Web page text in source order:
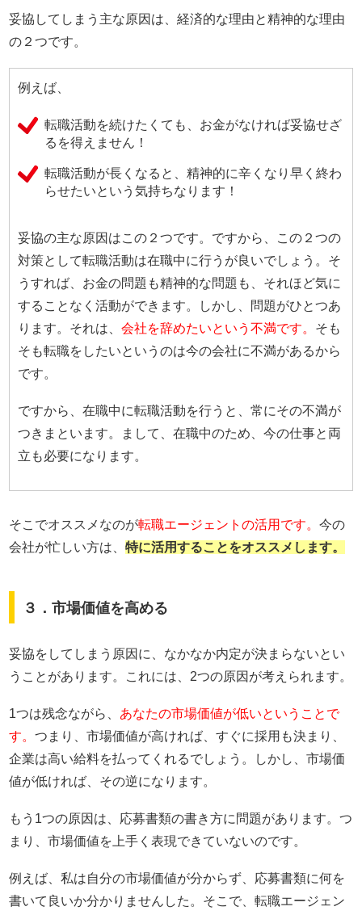
妥協してしまう主な原因は、経済的な理由と精神的な理由
の２つです。
例えば、
転職活動を続けたくても、お金がなければ妥協せざ
るを得えません！
転職活動が長くなると、精神的に辛くなり早く終わ
らせたいという気持ちなります！
妥協の主な原因はこの２つです。ですから、この２つの
対策として転職活動は在職中に行うが良いでしょう。そ
うすれば、お金の問題も精神的な問題も、それほど気に
することなく活動ができます。しかし、問題がひとつあ
ります。それは、会社を辞めたいという不満です。 そも
そも転職をしたいというのは今の会社に不満があるから
です。
ですから、在職中に転職活動を行うと、常にその不満が
つきまといます。まして、在職中のため、今の仕事と両
立も必要になります。
そこでオススメなのが転職エージェントの活用です。今の
会社が忙しい方は、特に活用することをオススメします。
３．市場価値を高める
妥協をしてしまう原因に、なかなか内定が決まらないとい
うことがあります。これには、2つの原因が考えられます。
1つは残念ながら、 あなたの市場価値が低いということで
す。つまり、市場価値が高ければ、すぐに採用も決まり、
企業は高い給料を払ってくれるでしょう。しかし、市場価
値が低ければ、その逆になります。
もう1つの原因は、応募書類の書き方に問題があります。つ
まり、市場価値を上手く表現できていないのです。
例えば、私は自分の市場価値が分からず、応募書類に何を
書いて良いか分かりませんした。そこで、転職エージェン